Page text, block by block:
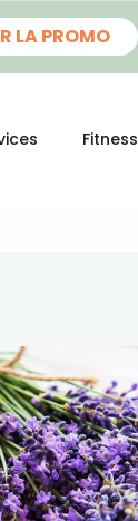
LA PROMO
Fitness